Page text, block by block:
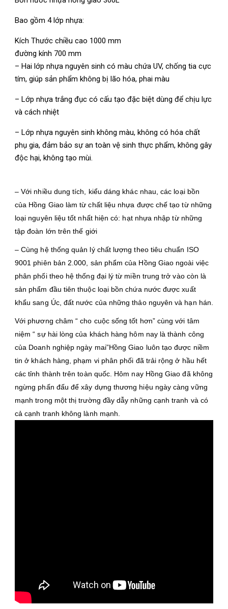
Bao gồm 4 lớp nhựa:
Kích Thước chiều cao 1000 mm
đường kính 700 mm
– Hai lớp nhựa nguyên sinh có màu chứa UV, chống tia cực
tím, giúp sản phẩm không bị lão hóa, phai màu
– Lớp nhựa trắng đục có cấu tạo đặc biệt dùng để chịu lực
và cách nhiệt
– Lớp nhựa nguyên sinh không màu, không có hóa chất
phụ gia, đảm bảo sự an toàn vệ sinh thực phẩm, không gây
độc hại, không tạo mùi.
– Với nhiều dung tích, kiểu dáng khác nhau, các loại bồn
của Hồng Giao làm từ chất liệu nhựa được chế tạo từ những
loại nguyên liệu tốt nhất hiện có: hạt nhựa nhập từ những
tập đoàn lớn trên thế giới
– Cùng hệ thống quản lý chất lượng theo tiêu chuẩn ISO
9001 phiên bản 2.000, sản phẩm của Hồng Giao ngoài việc
phân phối theo hệ thống đại lý từ miền trung trở vào còn là
sản phẩm đầu tiên thuộc loại bồn chứa nước được xuất
khẩu sang Úc, đất nước của những thảo nguyên và hạn hán.
Với phương châm “ cho cuộc sống tốt hơn” cùng với tâm
niệm “ sự hài lòng của khách hàng hôm nay là thành công
của Doanh nghiệp ngày mai”Hồng Giao luôn tạo được niềm
tin ở khách hàng, phạm vi phân phối đã trải rộng ở hầu hết
các tỉnh thành trên toàn quốc. Hôm nay Hồng Giao đã không
ngừng phấn đấu để xây dựng thương hiệu ngày càng vững
mạnh trong một thị trường đầy dẫy những cạnh tranh và có
cả cạnh tranh không lành mạnh.